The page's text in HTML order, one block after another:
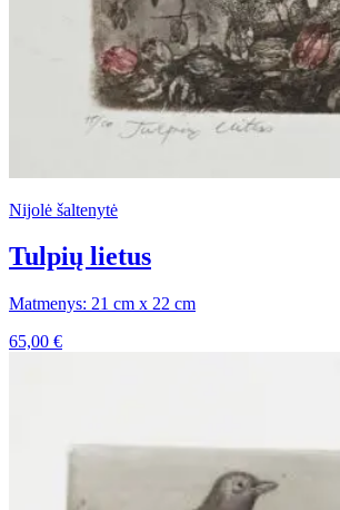
Nijolė šaltenytė
Tulpių lietus
Matmenys: 21 cm x 22 cm
65,00 €